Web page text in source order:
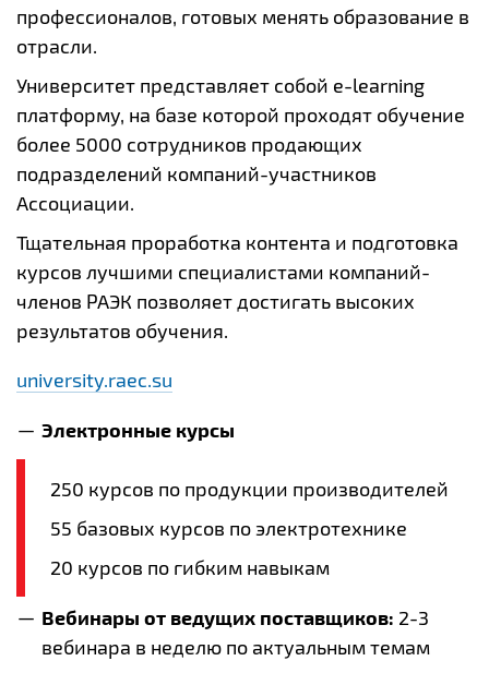
профессионалов, готовых менять образование в
отрасли.
Университет представляет собой e-learning
платформу, на базе которой проходят обучение
более 5000 сотрудников продающих
подразделений компаний-участников
Ассоциации.
Тщательная проработка контента и подготовка
курсов лучшими специалистами компаний-
членов РАЭК позволяет достигать высоких
результатов обучения.
university.raec.su
Электронные курсы
250 курсов по продукции производителей
55 базовых курсов по электротехнике
20 курсов по гибким навыкам
Вебинары от ведущих поставщиков: 2-3
вебинара в неделю по актуальным темам